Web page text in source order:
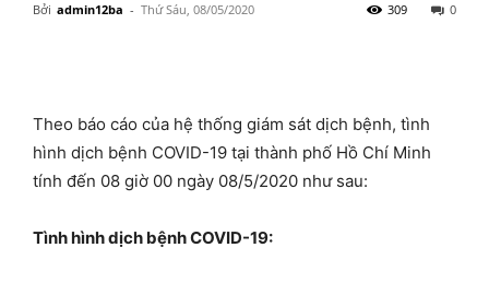
Bởi admin12ba - Thứ Sáu, 08/05/2020 0
309
Theo báo cáo của hệ thống giám sát dịch bệnh, tình
hình dịch bệnh COVID-19 tại thành phố Hồ Chí Minh
tính đến 08 giờ 00 ngày 08/5/2020 như sau:
Tình hình dịch bệnh COVID-19: